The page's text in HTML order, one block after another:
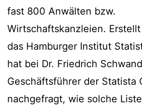
fast 800 Anwälten bzw.
Wirtschaftskanzleien.
das Hamburger Institut
hat bei Dr. Friedrich
Geschäftsführer der Statista
nachgefragt, wie solche